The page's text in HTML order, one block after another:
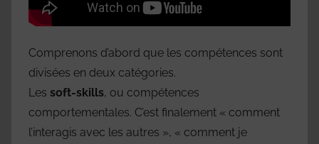
Comprenons d’abord que les compétences sont
divisées en deux catégories.
Les soft-skills, ou compétences
comportementales. C’est finalement « comment
l’interagis avec les autres », « comment je